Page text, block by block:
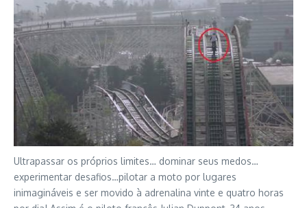
Ultrapassar os próprios limites… dominar seus medos…
experimentar desafios…pilotar a moto por lugares
inimagináveis e ser movido à adrenalina vinte e quatro horas